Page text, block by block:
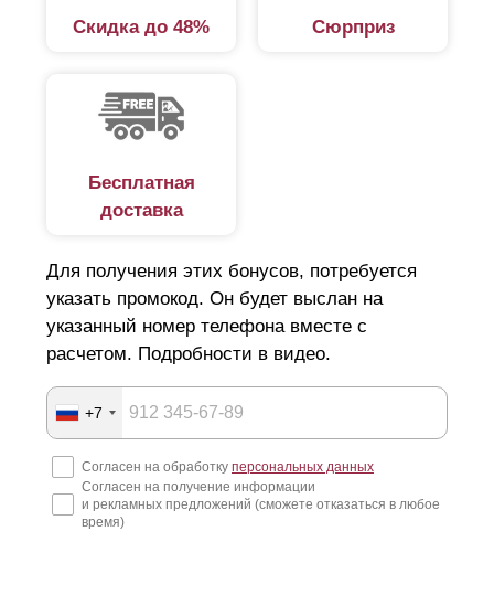
Скидка до 48% Сюрприз
Бесплатная
доставка
Для получения этих бонусов, потребуется
указать промокод. Он будет выслан на
указанный номер телефона вместе с
расчетом. Подробности в видео.
+7
Согласен на обработку персональных данных
Согласен на получение информации
и рекламных предложений (сможете отказаться в любое
время)